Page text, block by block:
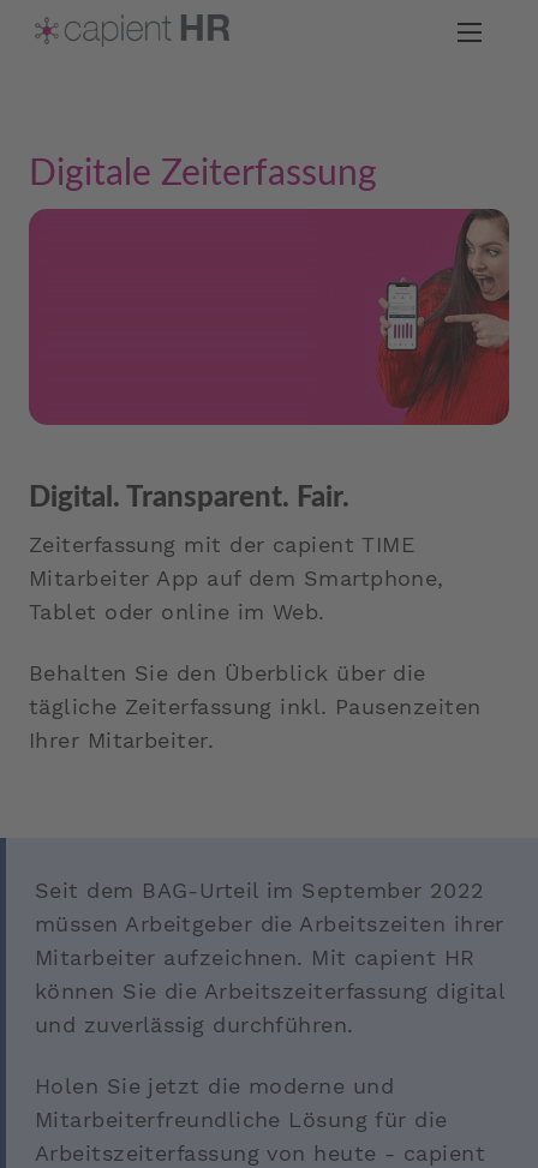
Digitale Zeiterfassung
Digital. Transparent. Fair.
Zeiterfassung mit der capient TIME
Mitarbeiter App auf dem Smartphone,
Tablet oder online im Web.
Behalten Sie den Überblick über die
tägliche Zeiterfassung inkl. Pausenzeiten
Ihrer Mitarbeiter.
Seit dem BAG-Urteil im September 2022
müssen Arbeitgeber die Arbeitszeiten ihrer
Mitarbeiter aufzeichnen. Mit capient HR
können Sie die Arbeitszeiterfassung digital
und zuverlässig durchführen.
Holen Sie jetzt die moderne und
Mitarbeiterfreundliche Lösung für die
Arbeitszeiterfassung von heute - capient